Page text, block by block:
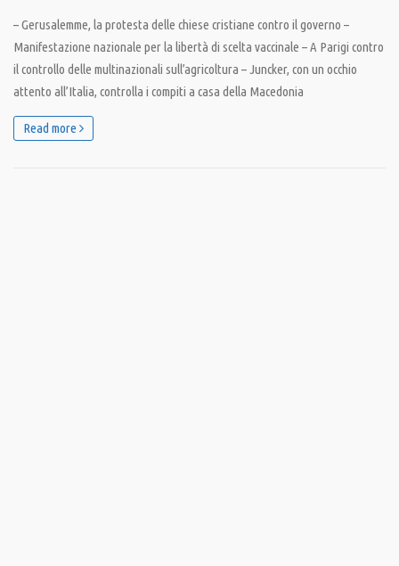
– Gerusalemme, la protesta delle chiese cristiane contro il governo –
Manifestazione nazionale per la libertà di scelta vaccinale – A Parigi contro
il controllo delle multinazionali sull’agricoltura – Juncker, con un occhio
attento all’Italia, controlla i compiti a casa della Macedonia
Read more